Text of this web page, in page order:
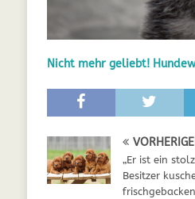
[ Juli 5,
[ Juli 5,
Online
[
Nicht mehr geliebt!
„Er ist ein
Besitzer